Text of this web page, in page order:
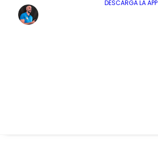
DESCARGA LA APP